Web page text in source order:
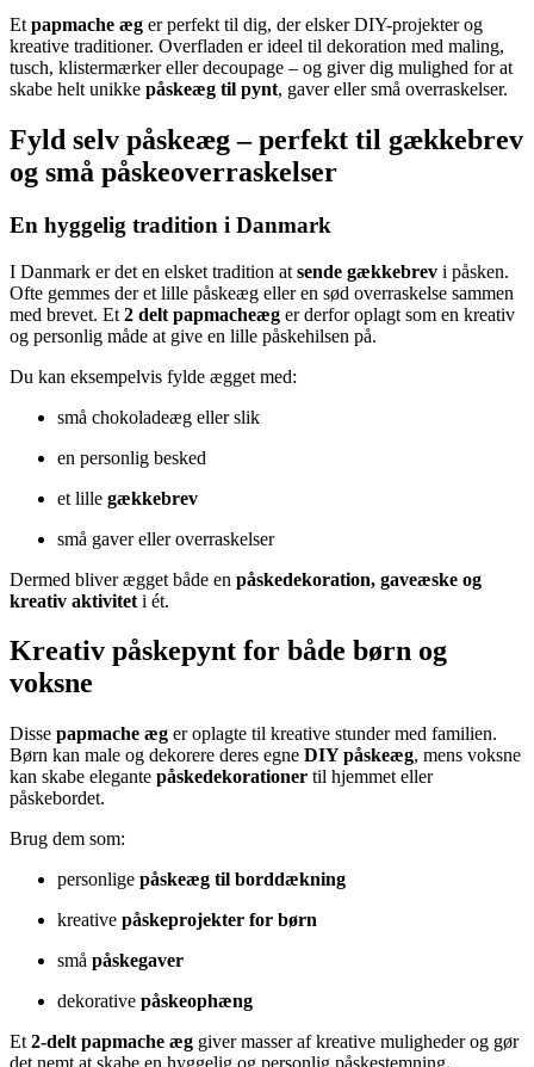
Et papmache æg er perfekt til dig, der elsker DIY-projekter og
kreative traditioner. Overfladen er ideel til dekoration med maling,
tusch, klistermærker eller decoupage – og giver dig mulighed for at
skabe helt unikke påskeæg til pynt, gaver eller små overraskelser.
Fyld selv påskeæg – perfekt til gækkebrev
og små påskeoverraskelser
En hyggelig tradition i Danmark
I Danmark er det en elsket tradition at sende gækkebrev i påsken.
Ofte gemmes der et lille påskeæg eller en sød overraskelse sammen
med brevet. Et 2 delt papmacheæg er derfor oplagt som en kreativ
og personlig måde at give en lille påskehilsen på.
Du kan eksempelvis fylde ægget med:
små chokoladeæg eller slik
en personlig besked
et lille gækkebrev
små gaver eller overraskelser
Dermed bliver ægget både en påskedekoration, gaveæske og
kreativ aktivitet i ét.
Kreativ påskepynt for både børn og
voksne
Disse papmache æg er oplagte til kreative stunder med familien.
Børn kan male og dekorere deres egne DIY påskeæg, mens voksne
kan skabe elegante påskedekorationer til hjemmet eller
påskebordet.
Brug dem som:
personlige påskeæg til borddækning
kreative påskeprojekter for børn
små påskegaver
dekorative påskeophæng
Et 2-delt papmache æg giver masser af kreative muligheder og gør